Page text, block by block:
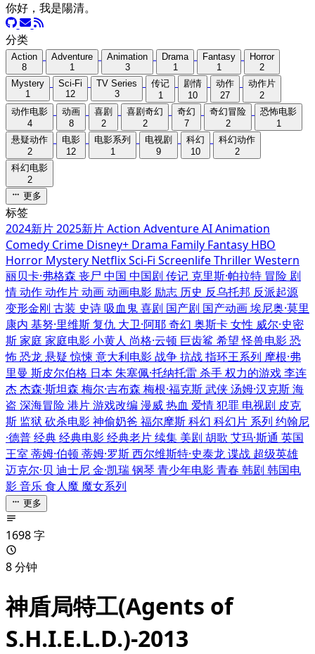
你好，我是陽清。
分类
Action
8
Adventure
1
Animation
3
Drama
1
Fantasy
1
Horror
2
Mystery
1
Sci-Fi
12
TV Series
3
传记
1
剧情
10
动作
27
动作片
2
动作电影
4
动画
8
喜剧
2
喜剧奇幻
2
奇幻
7
奇幻冒险
2
恐怖电影
1
悬疑动作
2
电影
12
电影系列
1
电视剧
9
科幻
10
科幻动作
2
科幻电影
2
更多
标签
2024新片2025新片Action AdventureAIAnimation
Comedy Crime Disney+ Drama Family Fantasy HBO
Horror Mystery NetflixSci-Fi ScreenlifeThrillerWestern
丽贝卡·弗格森 丧尸 中国 中国剧 传记 克里斯·帕拉特 冒险 剧
情动作动作片动画动画电影 励志 历史 反乌托邦 反派起源
变形金刚 古装 史诗吸血鬼喜剧 国产剧 国产动画埃尼奥·莫里
康内 基努·里维斯复仇 大卫·阿耶奇幻 奥斯卡女性 威尔·史密
斯家庭 家庭电影小黄人 尚格·云顿 巨齿鲨 希望怪兽电影恐
怖恐龙悬疑惊悚意大利电影战争抗战指环王系列 摩根·弗
里曼 斯皮尔伯格 日本朱塞佩·托纳托雷杀手权力的游戏李连
杰杰森·斯坦森 梅尔·吉布森 梅根·福克斯武侠汤姆·汉克斯海
盗 深海冒险港片游戏改编 漫威热血 爱情犯罪 电视剧 皮克
斯 监狱 砍杀电影神偷奶爸 福尔摩斯科幻 科幻片 系列 约翰尼
·德普经典经典电影经典老片续集 美剧 胡歌 艾玛·斯通 英国
王室 蒂姆·伯顿 蒂姆·罗斯西尔维斯特·史泰龙谍战 超级英雄
迈克尔·贝 迪士尼金·凯瑞钢琴 青少年电影青春 韩剧 韩国电
影音乐食人魔 魔女系列
更多
1698 字
8 分钟
神盾局特工(Agents of
S.H.I.E.L.D.)-2013